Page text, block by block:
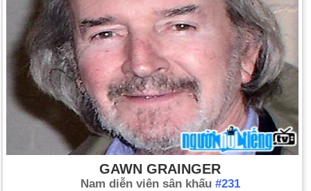
GAWN GRAINGER
Nam diễn viên sân khấu #231